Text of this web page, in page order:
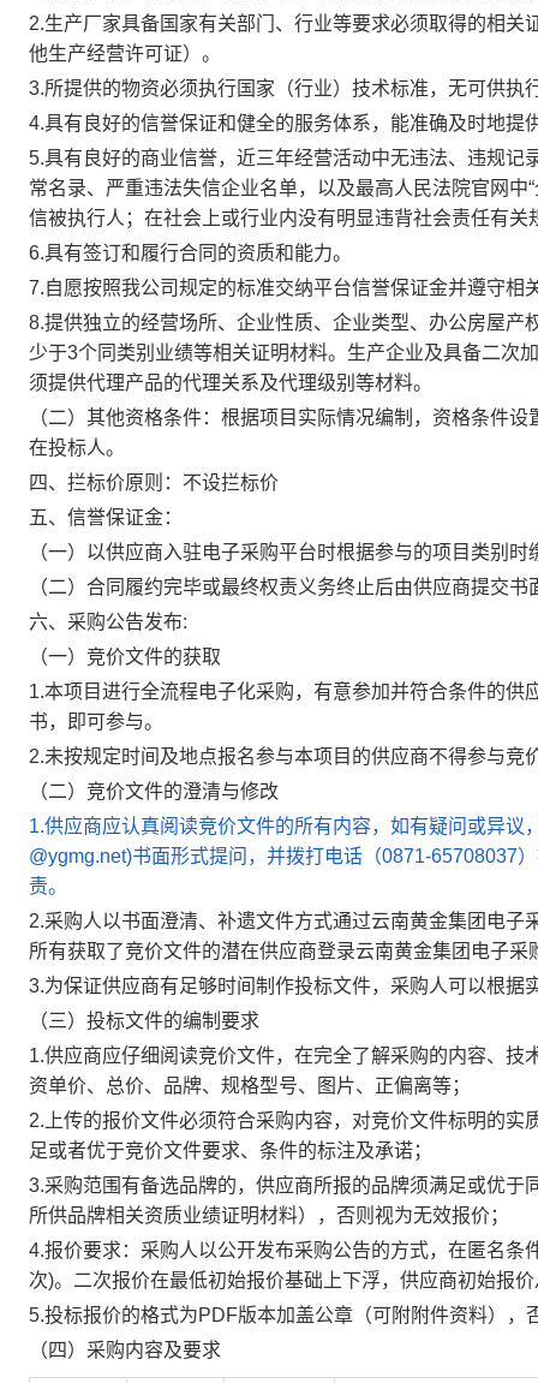
2.生产厂家具备国家有关部门、行业等要求必须取得的相
他生产经营许可证）。
3.所提供的物资必须执行国家（行业）技术标准，无可供
4.具有良好的信誉保证和健全的服务体系，能准确及时地提
5.具有良好的商业信誉，近三年经营活动中无违法、违规
常名录、严重违法失信企业名单，以及最高人民法院官网中
信被执行人；在社会上或行业内没有明显违背社会责任有关
6.具有签订和履行合同的资质和能力。
7.自愿按照我公司规定的标准交纳平台信誉保证金并遵守
8.提供独立的经营场所、企业性质、企业类型、办公房屋
少于3个同类别业绩等相关证明材料。生产企业及具备二次
须提供代理产品的代理关系及代理级别等材料。
（二）其他资格条件：根据项目实际情况编制，资格条件
在投标人。
四、拦标价原则：不设拦标价
五、信誉保证金：
（一）以供应商入驻电子采购平台时根据参与的项目类别
（二）合同履约完毕或最终权责义务终止后由供应商提交
六、采购公告发布:
（一）竞价文件的获取
1.本项目进行全流程电子化采购，有意参加并符合条件的
书，即可参与。
2.未按规定时间及地点报名参与本项目的供应商不得参与竞
（二）竞价文件的澄清与修改
1.供应商应认真阅读竞价文件的所有内容，如有疑问或异
@ygmg.net)书面形式提问，并拨打电话（0871-65708037
责。
2.采购人以书面澄清、补遗文件方式通过云南黄金集团电
所有获取了竞价文件的潜在供应商登录云南黄金集团电子
3.为保证供应商有足够时间制作投标文件，采购人可以根据
（三）投标文件的编制要求
1.供应商应仔细阅读竞价文件，在完全了解采购的内容、
资单价、总价、品牌、规格型号、图片、正偏离等；
2.上传的报价文件必须符合采购内容，对竞价文件标明的
足或者优于竞价文件要求、条件的标注及承诺；
3.采购范围有备选品牌的，供应商所报的品牌须满足或优
所供品牌相关资质业绩证明材料），否则视为无效报价；
4.报价要求：采购人以公开发布采购公告的方式，在匿名条
次)。二次报价在最低初始报价基础上下浮，供应商初始报
5.投标报价的格式为PDF版本加盖公章（可附附件资料），
（四）采购内容及要求